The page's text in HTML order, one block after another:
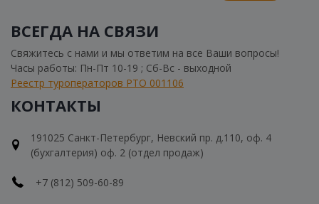
ВСЕГДА НА СВЯЗИ
Свяжитесь с нами и мы ответим на все Ваши вопросы!
Часы работы: Пн-Пт 10-19 ; Сб-Вс - выходной
Реестр туроператоров РТО 001106
КОНТАКТЫ
191025 Санкт-Петербург, Невский пр. д.110, оф. 4
(бухгалтерия) оф. 2 (отдел продаж)
+7 (812) 509-60-89